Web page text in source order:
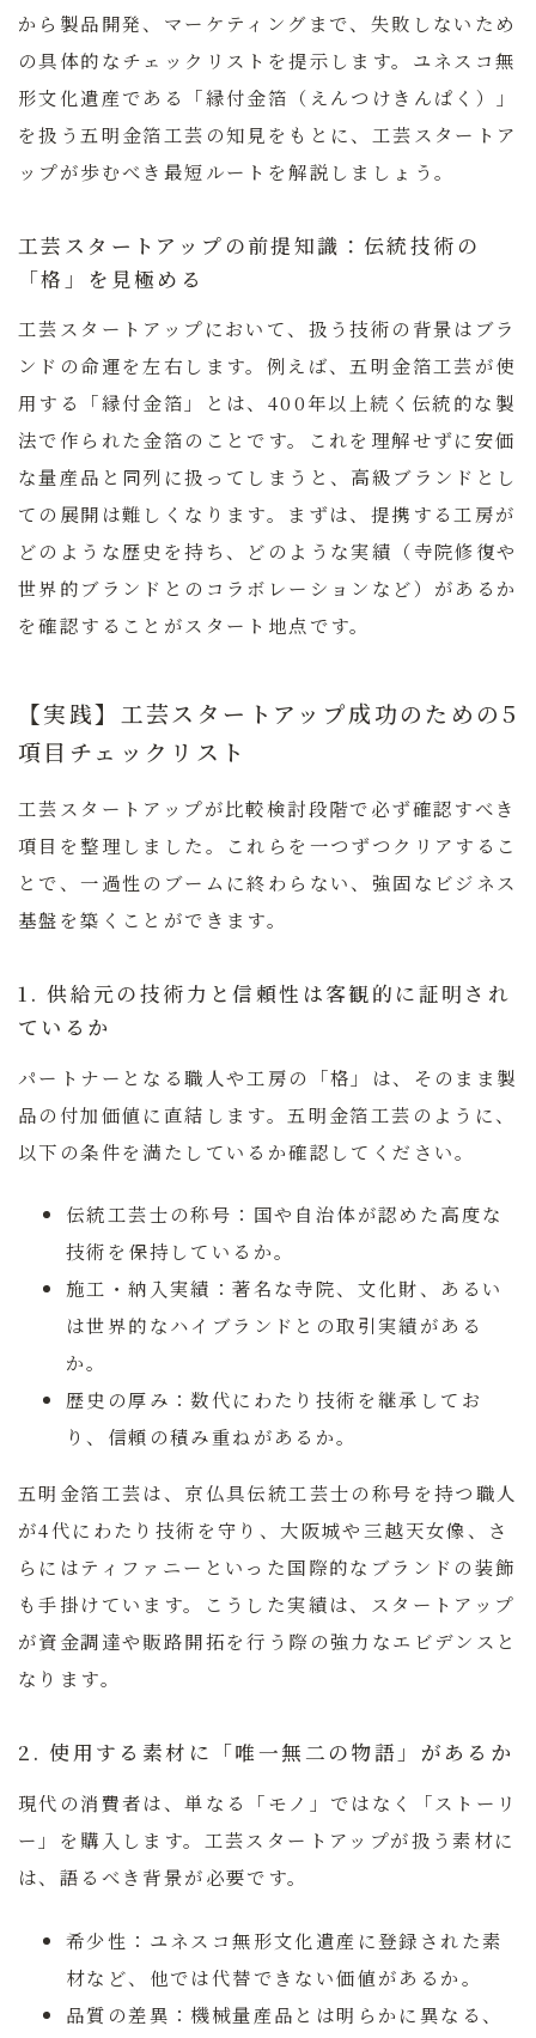
から製品開発、マーケティングまで、失敗しないため
の具体的なチェックリストを提示します。ユネスコ無
形文化遺産である「縁付金箔（えんつけきんぱく）」
を扱う五明金箔工芸の知見をもとに、工芸スタートア
ップが歩むべき最短ルートを解説しましょう。
工芸スタートアップの前提知識：伝統技術の
「格」を見極める
工芸スタートアップにおいて、扱う技術の背景はブラ
ンドの命運を左右します。例えば、五明金箔工芸が使
用する「縁付金箔」とは、400年以上続く伝統的な製
法で作られた金箔のことです。これを理解せずに安価
な量産品と同列に扱ってしまうと、高級ブランドとし
ての展開は難しくなります。まずは、提携する工房が
どのような歴史を持ち、どのような実績（寺院修復や
世界的ブランドとのコラボレーションなど）があるか
を確認することがスタート地点です。
【実践】工芸スタートアップ成功のための5
項目チェックリスト
工芸スタートアップが比較検討段階で必ず確認すべき
項目を整理しました。これらを一つずつクリアするこ
とで、一過性のブームに終わらない、強固なビジネス
基盤を築くことができます。
1. 供給元の技術力と信頼性は客観的に証明され
ているか
パートナーとなる職人や工房の「格」は、そのまま製
品の付加価値に直結します。五明金箔工芸のように、
以下の条件を満たしているか確認してください。
伝統工芸士の称号： 国や自治体が認めた高度な
技術を保持しているか。
施工・納入実績：著名な寺院、文化財、あるい
は世界的なハイブランドとの取引実績がある
か。
歴史の厚み：数代にわたり技術を継承してお
り、信頼の積み重ねがあるか。
五明金箔工芸は、京仏具伝統工芸士の称号を持つ職人
が4代にわたり技術を守り、大阪城や三越天女像、さ
らにはティファニーといった国際的なブランドの装飾
も手掛けています。こうした実績は、スタートアップ
が資金調達や販路開拓を行う際の強力なエビデンスと
なります。
2. 使用する素材に「唯一無二の物語」があるか
現代の消費者は、単なる「モノ」ではなく「ストーリ
ー」を購入します。工芸スタートアップが扱う素材に
は、語るべき背景が必要です。
希少性： ユネスコ無形文化遺産に登録された素
材など、他では代替できない価値があるか。
品質の差異：機械量産品とは明らかに異なる、